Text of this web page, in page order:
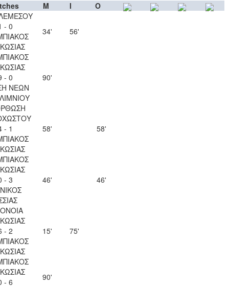
M I
O
- 0
34' 56'
- 0
ΝΕΩΝ
90'
- 1
58' 58'
- 3
46' 46'
- 2
15' 75'
- 6
90'